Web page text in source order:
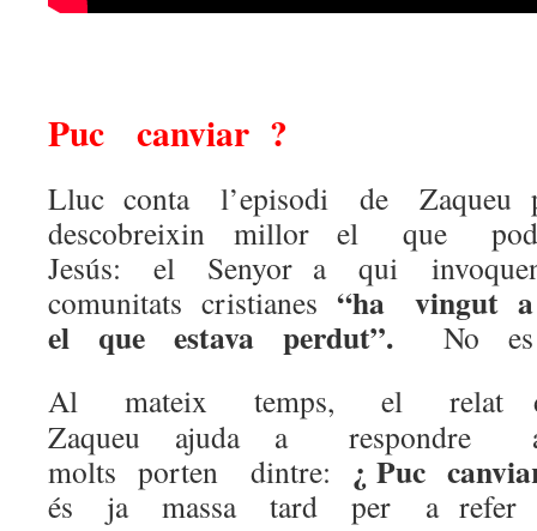
Puc canviar ?
Lluc conta l’episodi de
descobreixin millor el que
Jesús: el Senyor a qui
comunitats cristianes “ha vingut
el que estava perdut”. No
Al mateix temps, el relat
Zaqueu ajuda a respondre
molts porten dintre: ¿ Puc
és ja massa tard per a refer